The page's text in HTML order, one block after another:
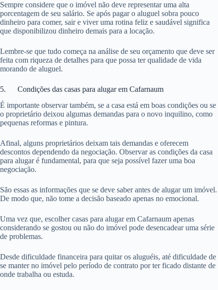
Sempre considere que o imóvel não deve representar uma alta
porcentagem de seu salário. Se após pagar o aluguel sobra pouco
dinheiro para comer, sair e viver uma rotina feliz e saudável significa
que disponibilizou dinheiro demais para a locação.
Lembre-se que tudo começa na análise de seu orçamento que deve ser
feita com riqueza de detalhes para que possa ter qualidade de vida
morando de aluguel.
5. Condições das casas para alugar em Cafarnaum
É importante observar também, se a casa está em boas condições ou se
o proprietário deixou algumas demandas para o novo inquilino, como
pequenas reformas e pintura.
Afinal, alguns proprietários deixam tais demandas e oferecem
descontos dependendo da negociação. Observar as condições da casa
para alugar é fundamental, para que seja possível fazer uma boa
negociação.
São essas as informações que se deve saber antes de alugar um imóvel.
De modo que, não tome a decisão baseado apenas no emocional.
Uma vez que, escolher casas para alugar em Cafarnaum apenas
considerando se gostou ou não do imóvel pode desencadear uma série
de problemas.
Desde dificuldade financeira para quitar os aluguéis, até dificuldade de
se manter no imóvel pelo período de contrato por ter ficado distante de
onde trabalha ou estuda.